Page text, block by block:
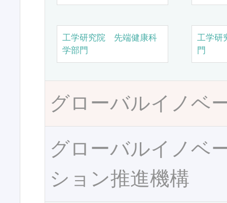
工学研究院 先端健康科
学部門
工学研
門
グローバルイノベ
グローバルイノベ
ション推進機構